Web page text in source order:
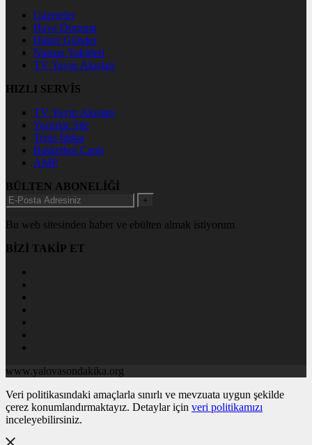
Gazeteler
Hava Durumu
Haber Gönder
Namaz Vakitleri
TV Yayın Akışları
HIZLI SERVİS
TV Yayın Akışları
Yazarlar Site
Tenis İddaa
Basketbol Canlı
AMP
BÜLTEN ABONELİĞİ
+
Bu web sitesinden haber ve ebülten almak istiyorum
BİZİ TAKİP ET
www.yalovasondakika.org
Veri politikasındaki amaçlarla sınırlı ve mevzuata uygun şekilde
çerez konumlandırmaktayız. Detaylar için veri politikamızı
inceleyebilirsiniz.